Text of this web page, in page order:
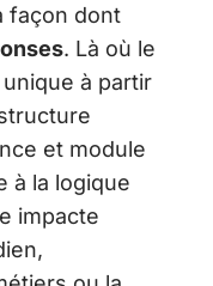
façon dont
. Là où le
à partir
et module
à la logique
impacte